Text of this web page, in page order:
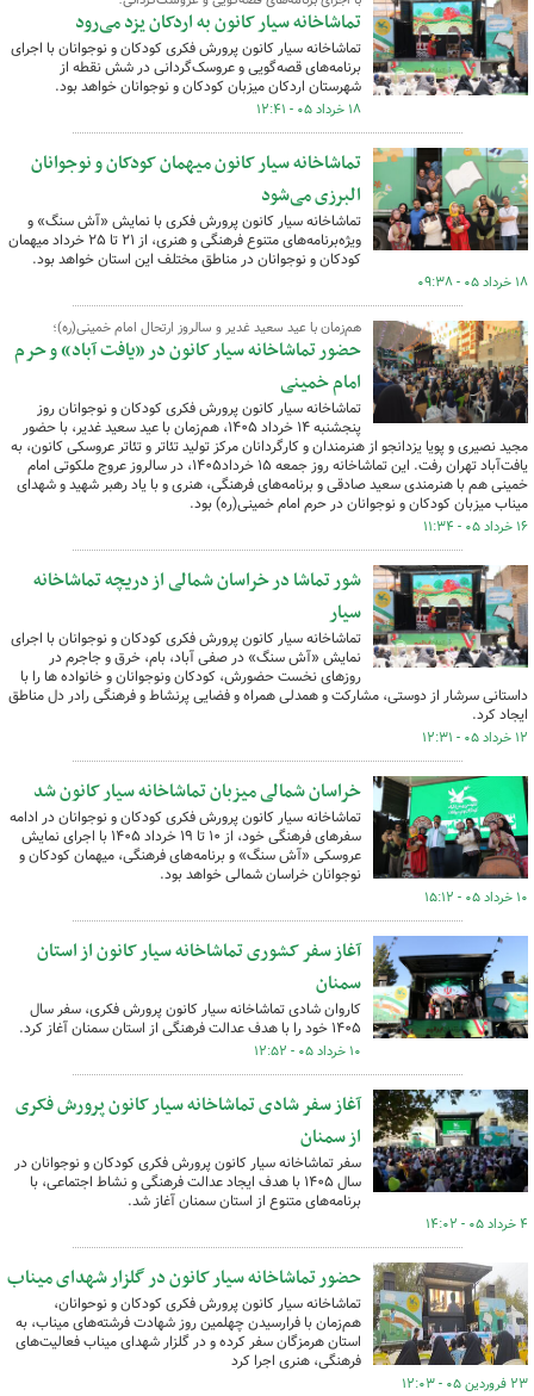
تماشاخانه سیار کانون به اردکان یزد می‌رود
تماشاخانه سیار کانون پرورش فکری کودکان و نوجوانان با اجرای
برنامه‌های قصه‌گویی و عروسک‌گردانی در شش نقطه از
شهرستان اردکان میزبان کودکان و نوجوانان خواهد بود.
۱۸ خرداد ۰۵ - ۱۲:۴۱
تماشاخانه سیار کانون میهمان کودکان و نوجوانان
البرزی می‌شود
تماشاخانه سیار کانون پرورش فکری با نمایش «آش سنگ» و
ویژه‌برنامه‌های متنوع فرهنگی و هنری، از ۲۱ تا ۲۵ خرداد میهمان
کودکان و نوجوانان در مناطق مختلف این استان خواهد بود.
۱۸ خرداد ۰۵ - ۰۹:۳۸
هم‌زمان با عید سعید غدیر و سالروز ارتحال امام خمینی(ره)؛
حضور تماشاخانه سیار کانون در «یافت‌ آباد» و حرم
امام خمینی
تماشاخانه سیار کانون پرورش فکری کودکان و نوجوانان روز
پنجشنبه ۱۴ خرداد ۱۴۰۵، هم‌زمان با عید سعید غدیر، با حضور
مجید نصیری و پویا یزدانجو از هنرمندان و کارگردانان مرکز تولید تئاتر و تئاتر عروسکی کانون،‌ به
یافت‌آباد تهران رفت. این تماشاخانه روز جمعه ۱۵ خرداد۱۴۰۵، در سالروز عروج ملکوتی امام
خمینی هم با هنرمندی سعید صادقی و برنامه‌های فرهنگی،‌ هنری و با یاد رهبر شهید و شهدای
میناب میزبان کودکان و نوجوانان در حرم امام خمینی(ره) بود.
۱۶ خرداد ۰۵ - ۱۱:۳۴
شور تماشا در خراسان شمالی از دریچه تماشاخانه
سیار
تماشاخانه سیار کانون پرورش فکری کودکان و نوجوانان با اجرای
نمایش «آش سنگ» در صفی آباد، بام، خرق و جاجرم در
روزهای نخست حضورش، کودکان ونوجوانان و خانواده ها را با
داستانی سرشار از دوستی، مشارکت و همدلی همراه و فضایی پرنشاط و فرهنگی رادر دل مناطق
ایجاد کرد.
۱۲ خرداد ۰۵ - ۱۲:۳۱
خراسان شمالی میزبان تماشاخانه سیار کانون شد
تماشاخانه سیار کانون پرورش فکری کودکان و نوجوانان در ادامه
سفرهای فرهنگی خود، از ۱۰ تا ۱۹ خرداد ۱۴۰۵ با اجرای نمایش
عروسکی «آش سنگ» و برنامه‌های فرهنگی، میهمان کودکان و
نوجوانان خراسان شمالی خواهد بود.
۱۰ خرداد ۰۵ - ۱۵:۱۲
آغاز سفر کشوری تماشاخانه سیار کانون از استان
سمنان
کاروان شادی تماشاخانه سیار کانون پرورش فکری، سفر سال
۱۴۰۵ خود را با هدف عدالت فرهنگی از استان سمنان آغاز کرد.
۱۰ خرداد ۰۵ - ۱۲:۵۲
آغاز سفر شادی تماشاخانه سیار کانون پرورش فکری
از سمنان
سفر تماشاخانه سیار کانون پرورش فکری کودکان و نوجوانان در
سال ۱۴۰۵ با هدف ایجاد عدالت فرهنگی و نشاط اجتماعی، با
برنامه‌های متنوع از استان سمنان آغاز شد.
۴ خرداد ۰۵ - ۱۴:۰۲
حضور تماشاخانه سیار کانون در گلزار شهدای میناب
تماشاخانه سیار کانون پرورش فکری کودکان و نوحوانان،
هم‌زمان با فرارسیدن چهلمین روز شهادت فرشته‌های میناب، به
استان هرمزگان سفر کرده و در گلزار شهدای میناب فعالیت‌های
فرهنگی، هنری اجرا کرد
۲۳ فروردین ۰۵ - ۱۲:۰۳